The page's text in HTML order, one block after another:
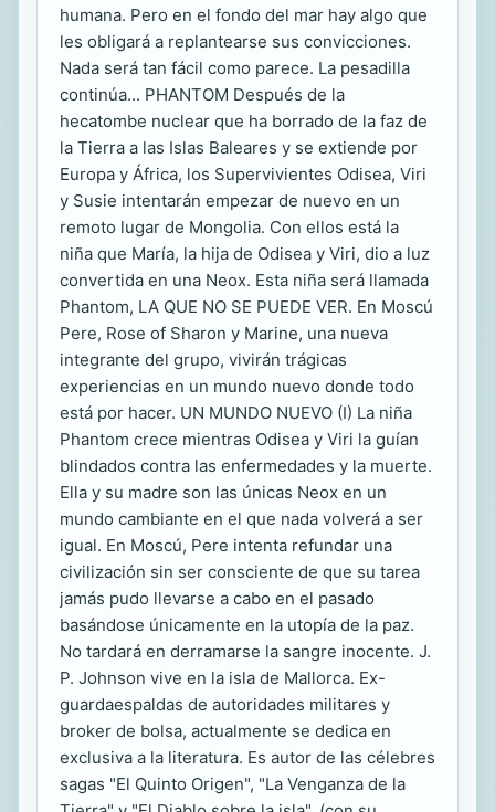
humana. Pero en el fondo del mar hay algo que
les obligará a replantearse sus convicciones.
Nada será tan fácil como parece. La pesadilla
continúa... PHANTOM Después de la
hecatombe nuclear que ha borrado de la faz de
la Tierra a las Islas Baleares y se extiende por
Europa y África, los Supervivientes Odisea, Viri
y Susie intentarán empezar de nuevo en un
remoto lugar de Mongolia. Con ellos está la
niña que María, la hija de Odisea y Viri, dio a luz
convertida en una Neox. Esta niña será llamada
Phantom, LA QUE NO SE PUEDE VER. En Moscú
Pere, Rose of Sharon y Marine, una nueva
integrante del grupo, vivirán trágicas
experiencias en un mundo nuevo donde todo
está por hacer. UN MUNDO NUEVO (I) La niña
Phantom crece mientras Odisea y Viri la guían
blindados contra las enfermedades y la muerte.
Ella y su madre son las únicas Neox en un
mundo cambiante en el que nada volverá a ser
igual. En Moscú, Pere intenta refundar una
civilización sin ser consciente de que su tarea
jamás pudo llevarse a cabo en el pasado
basándose únicamente en la utopía de la paz.
No tardará en derramarse la sangre inocente. J.
P. Johnson vive en la isla de Mallorca. Ex-
guardaespaldas de autoridades militares y
broker de bolsa, actualmente se dedica en
exclusiva a la literatura. Es autor de las célebres
sagas "El Quinto Origen", "La Venganza de la